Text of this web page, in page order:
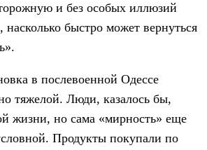
и без особых иллюзий
насколько быстро может вернуться
в послевоенной Одессе
тяжелой. Люди, казалось бы,
жизни, но сама «мирность» еще
Продукты покупали по